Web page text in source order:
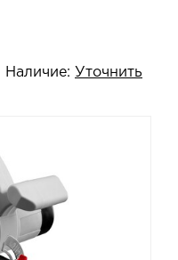
Наличие: Уточнить